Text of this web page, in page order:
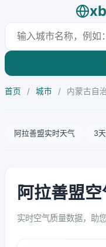
首页 / 城市 / 内蒙古自
阿拉善盟实时天气 3
阿拉善盟
实时空气质量数据，助